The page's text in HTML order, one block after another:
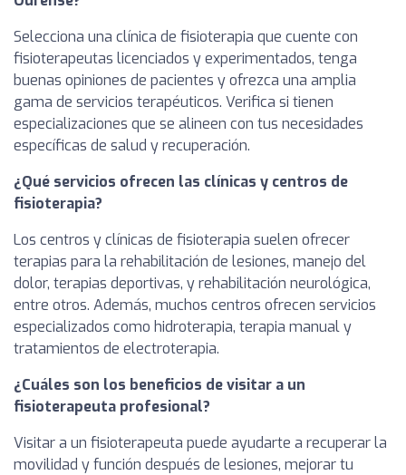
Selecciona una clínica de fisioterapia que cuente con
fisioterapeutas licenciados y experimentados, tenga
buenas opiniones de pacientes y ofrezca una amplia
gama de servicios terapéuticos. Verifica si tienen
especializaciones que se alineen con tus necesidades
específicas de salud y recuperación.
¿Qué servicios ofrecen las clínicas y centros de
fisioterapia?
Los centros y clínicas de fisioterapia suelen ofrecer
terapias para la rehabilitación de lesiones, manejo del
dolor, terapias deportivas, y rehabilitación neurológica,
entre otros. Además, muchos centros ofrecen servicios
especializados como hidroterapia, terapia manual y
tratamientos de electroterapia.
¿Cuáles son los beneficios de visitar a un
fisioterapeuta profesional?
Visitar a un fisioterapeuta puede ayudarte a recuperar la
movilidad y función después de lesiones, mejorar tu